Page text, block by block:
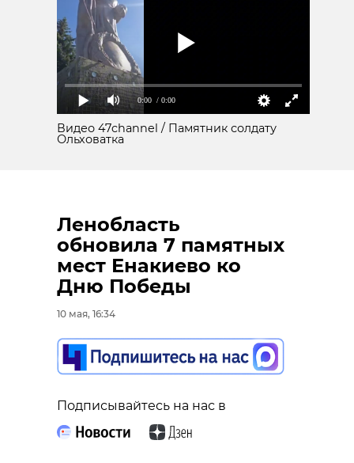
0:00 / 0:00
Видео 47channel / Памятник солдату
Ольховатка
Ленобласть
обновила 7 памятных
мест Енакиево ко
Дню Победы
10 мая, 16:34
Подписывайтесь на нас в